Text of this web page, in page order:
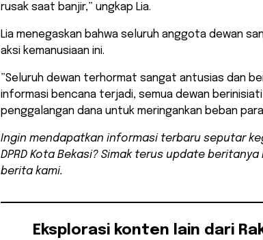
rusak saat banjir,” ungkap Lia.
​Lia menegaskan bahwa seluruh anggota dewan
aksi kemanusiaan ini.
​”Seluruh dewan terhormat sangat antusias dan
informasi bencana terjadi, semua dewan
penggalangan dana untuk meringankan beban
Ingin mendapatkan informasi terbaru seputar
DPRD Kota Bekasi? Simak terus update
berita kami.
Eksplorasi konten lain dari